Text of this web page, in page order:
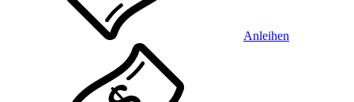
Anleihen